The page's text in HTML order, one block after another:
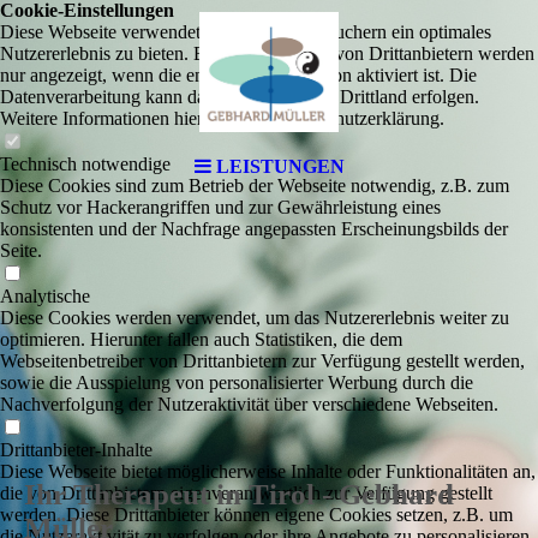
LEISTUNGEN
Ihr Therapeut in Tirol - Gebhard
Müller
Cookie-Einstellungen
Diese Webseite verwendet Cookies, um Besuchern ein optimales
Nutzererlebnis zu bieten. Bestimmte Inhalte von Drittanbietern werden
nur angezeigt, wenn die entsprechende Option aktiviert ist. Die
Datenverarbeitung kann dann auch in einem Drittland erfolgen.
Weitere Informationen hierzu in der Datenschutzerklärung.
Technisch notwendige
Diese Cookies sind zum Betrieb der Webseite notwendig, z.B. zum
Schutz vor Hackerangriffen und zur Gewährleistung eines
konsistenten und der Nachfrage angepassten Erscheinungsbilds der
Seite.
Analytische
Diese Cookies werden verwendet, um das Nutzererlebnis weiter zu
optimieren. Hierunter fallen auch Statistiken, die dem
Webseitenbetreiber von Drittanbietern zur Verfügung gestellt werden,
sowie die Ausspielung von personalisierter Werbung durch die
Nachverfolgung der Nutzeraktivität über verschiedene Webseiten.
Drittanbieter-Inhalte
Diese Webseite bietet möglicherweise Inhalte oder Funktionalitäten an,
die von Drittanbietern eigenverantwortlich zur Verfügung gestellt
werden. Diese Drittanbieter können eigene Cookies setzen, z.B. um